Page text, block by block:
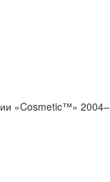
«Cosmetic™» 2004–